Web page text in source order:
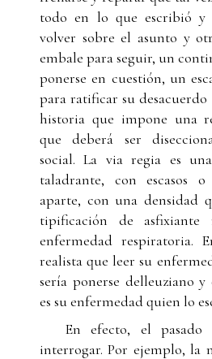
todo en lo que escribió y
volver sobre el asunto y
embale para seguir, un
ponerse en cuestión, un
para ratificar su
historia que impone una
que deberá ser
social. La via regia es
taladrante, con escasos
aparte, con una densidad
tipificación de
enfermedad respiratoria.
realista que leer su
sería ponerse delleuziano
es su enfermedad quien lo
En efecto, el
interrogar. Por ejemplo, la